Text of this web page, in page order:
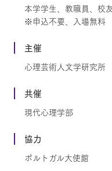
本学学生、教職員、校
※申込不要、入場無料
主催
心理芸術人文学研究所
共催
現代心理学部
協力
ポルトガル大使館